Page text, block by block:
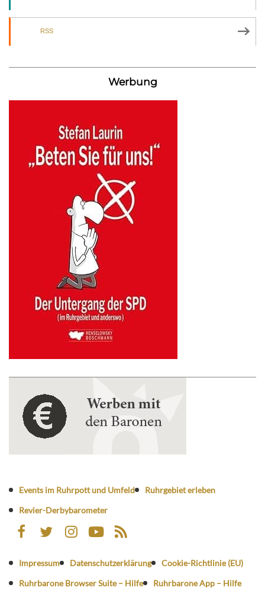
RSS
Werbung
Events im Ruhrpott und Umfeld
Ruhrgebiet erleben
Revier-Derbybarometer
Impressum Datenschutzerklärung
Cookie-Richtlinie (EU)
Ruhrbarone Browser Suite – Hilfe
Ruhrbarone App – Hilfe